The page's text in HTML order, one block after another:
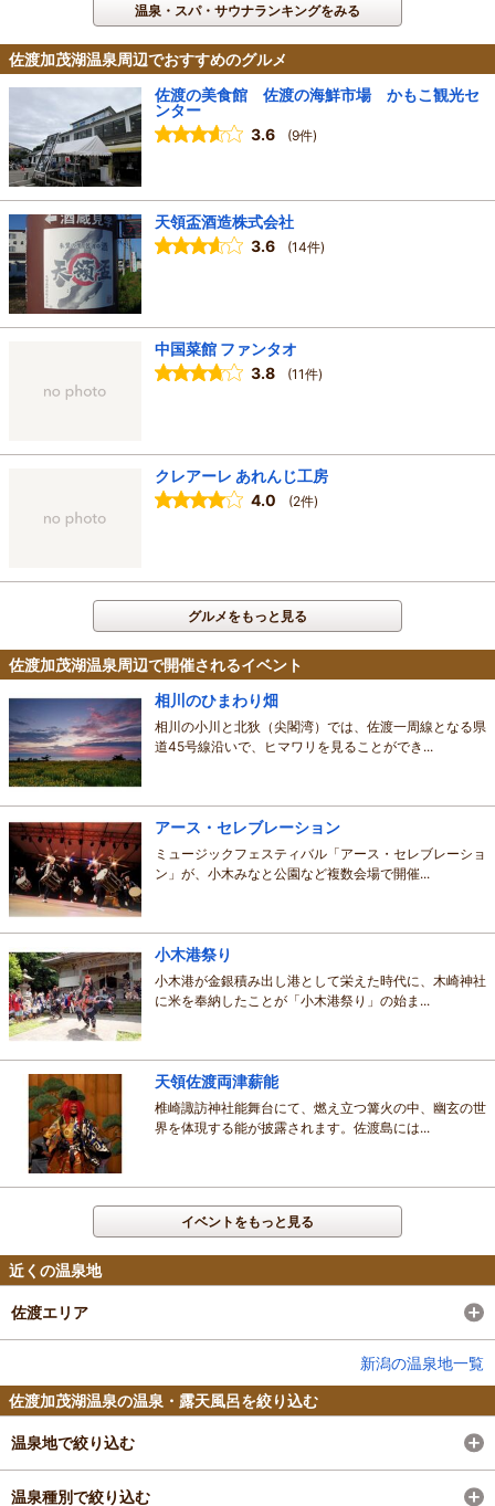
温泉・スパ・サウナランキングをみる
佐渡加茂湖温泉周辺でおすすめのグルメ
佐渡の美食館 佐渡の海鮮市場 かもこ観光セ
ンター
3.6
(9件)
天領盃酒造株式会社
3.6
(14件)
中国菜館 ファンタオ
3.8
(11件)
クレアーレ あれんじ工房
4.0
(2件)
グルメをもっと見る
佐渡加茂湖温泉周辺で開催されるイベント
相川のひまわり畑
相川の小川と北狄（尖閣湾）では、佐渡一周線となる県
道45号線沿いで、ヒマワリを見ることができ...
アース・セレブレーション
ミュージックフェスティバル「アース・セレブレーショ
ン」が、小木みなと公園など複数会場で開催...
小木港祭り
小木港が金銀積み出し港として栄えた時代に、木崎神社
に米を奉納したことが「小木港祭り」の始ま...
天領佐渡両津薪能
椎崎諏訪神社能舞台にて、燃え立つ篝火の中、幽玄の世
界を体現する能が披露されます。佐渡島には...
イベントをもっと見る
近くの温泉地
佐渡エリア
新潟の温泉地一覧
佐渡加茂湖温泉の温泉・露天風呂を絞り込む
温泉地で絞り込む
温泉種別で絞り込む